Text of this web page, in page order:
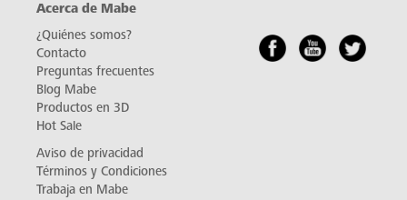
Acerca de Mabe
¿Quiénes somos?
Contacto
Preguntas frecuentes
Blog Mabe
Productos en 3D
Hot Sale
Aviso de privacidad
Términos y Condiciones
Trabaja en Mabe